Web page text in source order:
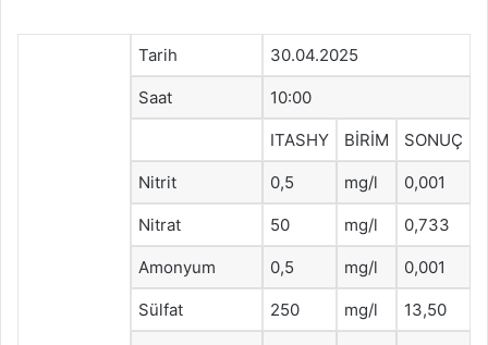
Tarih 30.04.2025
Saat 10:00
ITASHY BİRİM SONUÇ
Nitrit 0,5 mg/l 0,001
Nitrat 50 mg/l 0,733
Amonyum 0,5 mg/l 0,001
Sülfat 250 mg/l 13,50